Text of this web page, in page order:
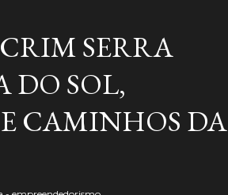
SERRA
DO SOL,
CAMINHOS DA